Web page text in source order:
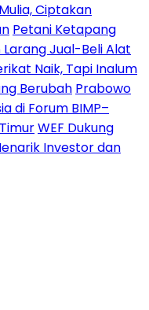
Ciptakan
Petani Ketapang
Jual-Beli Alat
Naik, Tapi Inalum
Berubah Prabowo
di Forum BIMP–
WEF Dukung
Investor dan